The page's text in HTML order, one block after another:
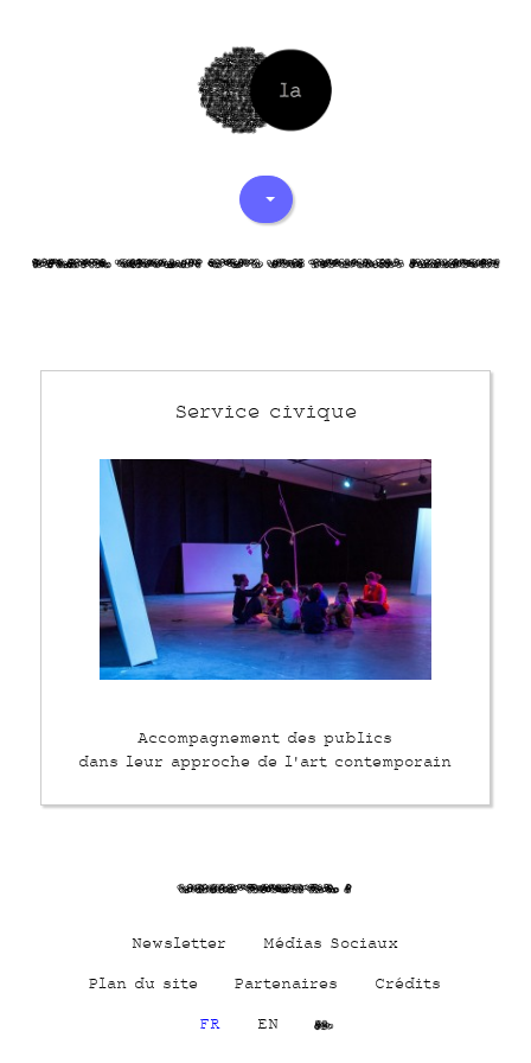
fXALMdVH7JugDuuksp6bJOq61 pUrd0UHsHPoaC2CkWtiaUucz
Service civique
Accompagnement des publics
dans leur approche de l'art contemporain
M4enTi3SQ8Ulze9Iyl c
Newsletter Médias Sociaux
Plan du site Partenaires Crédits
FR EN Cs